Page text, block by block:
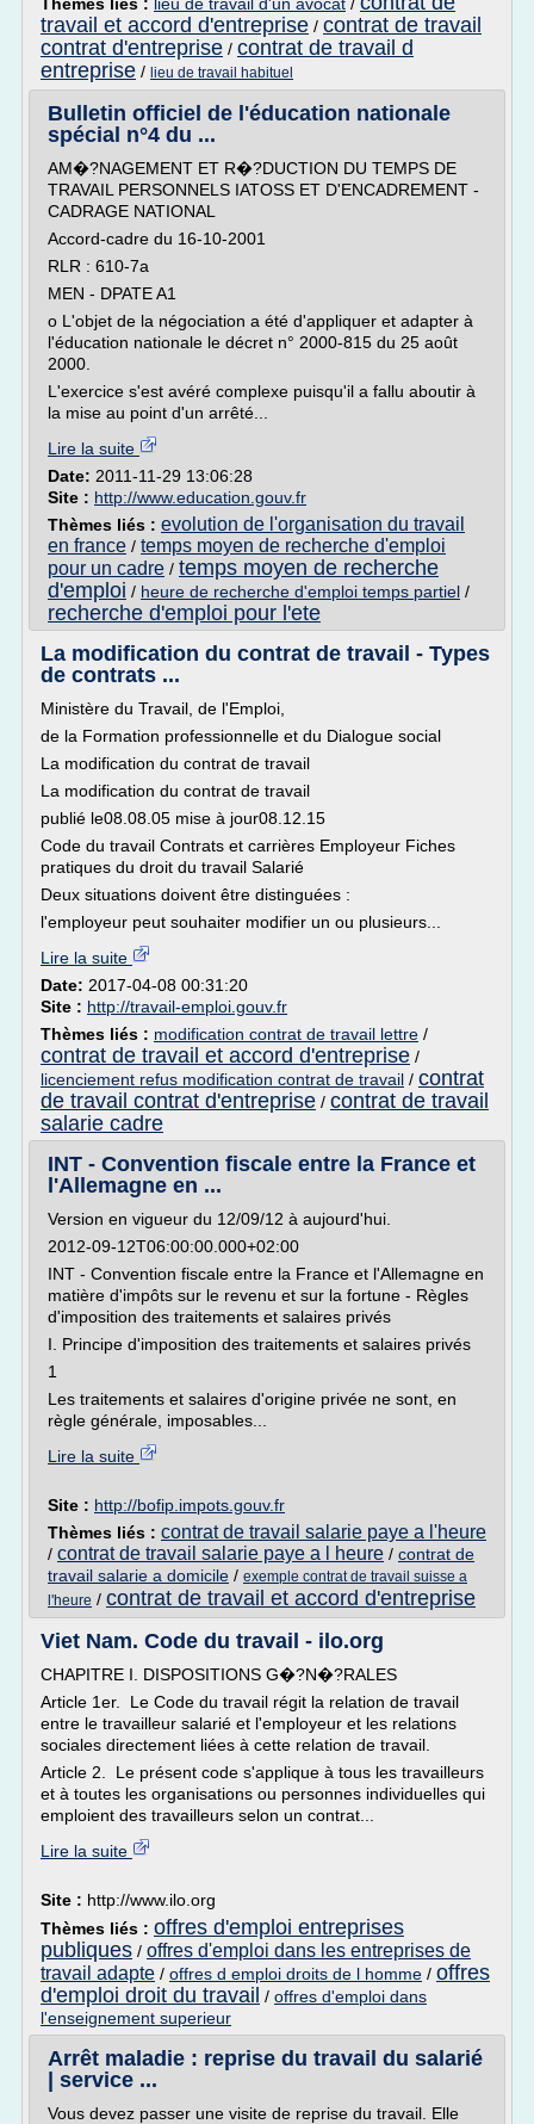
travail et accord d'entreprise / contrat de travail
contrat d'entreprise / contrat de travail d
entreprise / lieu de travail habituel
Bulletin officiel de l'éducation nationale
spécial n°4 du ...
AM�?NAGEMENT ET R�?DUCTION DU TEMPS DE
TRAVAIL PERSONNELS IATOSS ET D'ENCADREMENT -
CADRAGE NATIONAL
Accord-cadre du 16-10-2001
RLR : 610-7a
MEN - DPATE A1
o L'objet de la négociation a été d'appliquer et adapter à
l'éducation nationale le décret n° 2000-815 du 25 août
2000.
L'exercice s'est avéré complexe puisqu'il a fallu aboutir à
la mise au point d'un arrêté...
Lire la suite
Date: 2011-11-29 13:06:28
Site : http://www.education.gouv.fr
Thèmes liés : evolution de l'organisation du travail
en france / temps moyen de recherche d'emploi
pour un cadre / temps moyen de recherche
d'emploi / heure de recherche d'emploi temps partiel /
recherche d'emploi pour l'ete
La modification du contrat de travail - Types
de contrats ...
Ministère du Travail, de l'Emploi,
de la Formation professionnelle et du Dialogue social
La modification du contrat de travail
La modification du contrat de travail
publié le08.08.05 mise à jour08.12.15
Code du travail Contrats et carrières Employeur Fiches
pratiques du droit du travail Salarié
Deux situations doivent être distinguées :
l'employeur peut souhaiter modifier un ou plusieurs...
Lire la suite
Date: 2017-04-08 00:31:20
Site : http://travail-emploi.gouv.fr
Thèmes liés : modification contrat de travail lettre /
contrat de travail et accord d'entreprise /
licenciement refus modification contrat de travail / contrat
de travail contrat d'entreprise / contrat de travail
salarie cadre
INT - Convention fiscale entre la France et
l'Allemagne en ...
Version en vigueur du 12/09/12 à aujourd'hui.
2012-09-12T06:00:00.000+02:00
INT - Convention fiscale entre la France et l'Allemagne en
matière d'impôts sur le revenu et sur la fortune - Règles
d'imposition des traitements et salaires privés
I. Principe d'imposition des traitements et salaires privés
1
Les traitements et salaires d'origine privée ne sont, en
règle générale, imposables...
Lire la suite
Site : http://bofip.impots.gouv.fr
Thèmes liés : contrat de travail salarie paye a l'heure
/ contrat de travail salarie paye a l heure / contrat de
travail salarie a domicile / exemple contrat de travail suisse a
l'heure / contrat de travail et accord d'entreprise
Viet Nam. Code du travail - ilo.org
CHAPITRE I. DISPOSITIONS G�?N�?RALES
Article 1er. Le Code du travail régit la relation de travail
entre le travailleur salarié et l'employeur et les relations
sociales directement liées à cette relation de travail.
Article 2. Le présent code s'applique à tous les travailleurs
et à toutes les organisations ou personnes individuelles qui
emploient des travailleurs selon un contrat...
Lire la suite
Site : http://www.ilo.org
Thèmes liés : offres d'emploi entreprises
publiques / offres d'emploi dans les entreprises de
travail adapte / offres d emploi droits de l homme / offres
d'emploi droit du travail / offres d'emploi dans
l'enseignement superieur
Arrêt maladie : reprise du travail du salarié
| service ...
Vous devez passer une visite de reprise du travail. Elle